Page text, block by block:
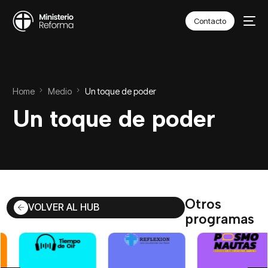
Contacto
Home Medio Un toque de poder
Un toque de poder
Otros
programas
VOLVER AL HUB